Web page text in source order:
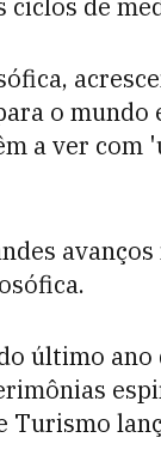
de
o mundo
a ver com
último
Turismo